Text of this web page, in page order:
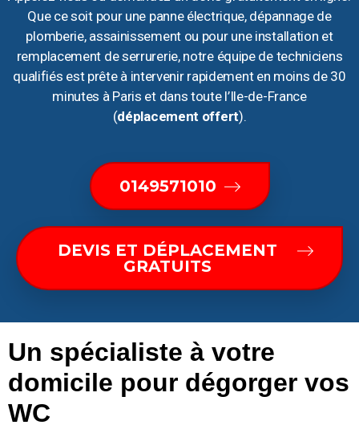
Que ce soit pour une panne électrique, dépannage de
plomberie, assainissement ou pour une installation et
remplacement de serrurerie, notre équipe de techniciens
qualifiés est prête à intervenir rapidement en moins de 30
minutes à Paris et dans toute l’Ile-de-France
(déplacement offert).
0149571010
DEVIS ET DÉPLACEMENT
GRATUITS
Un spécialiste à votre
domicile pour dégorger vos
WC